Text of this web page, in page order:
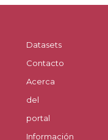
Datasets
Contacto
Acerca
del
portal
Información